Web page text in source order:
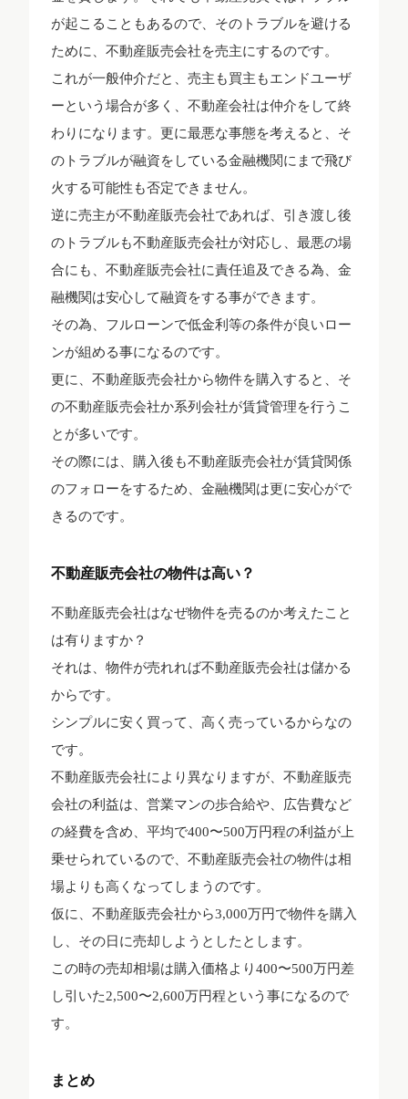
が起こることもあるので、そのトラブルを避ける
ために、不動産販売会社を売主にするのです。
これが一般仲介だと、売主も買主もエンドユーザ
ーという場合が多く、不動産会社は仲介をして終
わりになります。更に最悪な事態を考えると、そ
のトラブルが融資をしている金融機関にまで飛び
火する可能性も否定できません。
逆に売主が不動産販売会社であれば、引き渡し後
のトラブルも不動産販売会社が対応し、最悪の場
合にも、不動産販売会社に責任追及できる為、金
融機関は安心して融資をする事ができます。
その為、フルローンで低金利等の条件が良いロー
ンが組める事になるのです。
更に、不動産販売会社から物件を購入すると、そ
の不動産販売会社か系列会社が賃貸管理を行うこ
とが多いです。
その際には、購入後も不動産販売会社が賃貸関係
のフォローをするため、金融機関は更に安心がで
きるのです。
不動産販売会社の物件は高い？
不動産販売会社はなぜ物件を売るのか考えたこと
は有りますか？
それは、物件が売れれば不動産販売会社は儲かる
からです。
シンプルに安く買って、高く売っているからなの
です。
不動産販売会社により異なりますが、不動産販売
会社の利益は、営業マンの歩合給や、広告費など
の経費を含め、平均で400〜500万円程の利益が上
乗せられているので、不動産販売会社の物件は相
場よりも高くなってしまうのです。
仮に、不動産販売会社から3,000万円で物件を購入
し、その日に売却しようとしたとします。
この時の売却相場は購入価格より400〜500万円差
し引いた2,500〜2,600万円程という事になるので
す。
まとめ